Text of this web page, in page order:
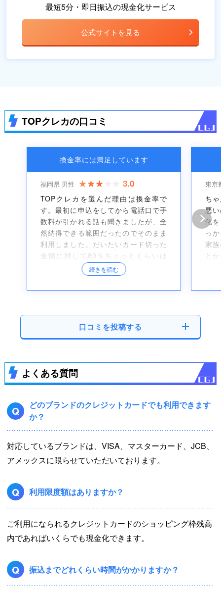
最短5分・即日振込の現金化サービス
公式サイトを見る
TOPクレカの口コミ
換金率には満足しています
福岡県 男性 3.0
TOPクレカを選んだ理由は換金率で
す。最初に申込をしてから電話口で手
数料が引かれる話も聞きましたが、全
然納得できる範囲だったのでそのまま
利用しました。だいたいカード切った
金額に対して80％ちょっとくらいは
残ったと思います。対応もよかったで
すし、また利用することもあると思い
ます。
続きを読む
東京
ち
悪
化
っ
家
と
口コミを投稿する
よくある質問
Q
どのブランドのクレジットカードでも利用できます
か？
対応しているブランドは、VISA、マスターカード、JCB、
アメックスに限らせていただいております。
Q 利用限度額はありますか？
ご利用になられるクレジットカードのショッピング枠残高
内であればいくらでも現金化できます。
Q 振込までどれくらい時間がかかりますか？